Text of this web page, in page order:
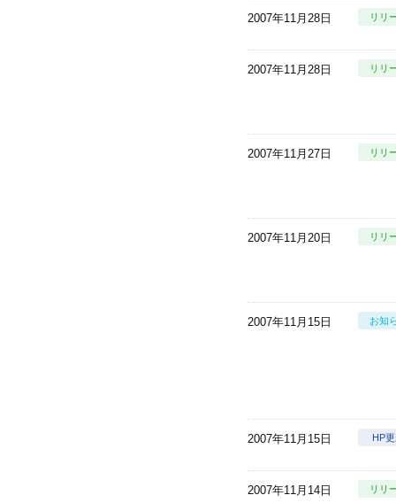
2007年11月28日 リリ
2007年11月28日 リリ
2007年11月27日 リリ
2007年11月20日 リリ
2007年11月15日 お知
2007年11月15日 HP
2007年11月14日 リリ